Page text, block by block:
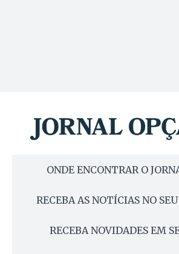
ONDE ENCONTRAR O
RECEBA AS NOTÍCIAS NO
RECEBA NOVIDADES EM